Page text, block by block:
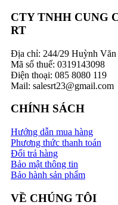
CTY TNHH CUNG
RT
Địa chỉ: 244/29 Huỳnh
Mã số thuế: 0319143098
Điện thoại: 085 8080 119
Mail: salesrt23@gmail.com
CHÍNH SÁCH
Hướng dẫn mua hàng
Phương thức thanh toán
Đổi trả hàng
Bảo mật thông tin
Bảo hành sản phẩm
VỀ CHÚNG TÔI